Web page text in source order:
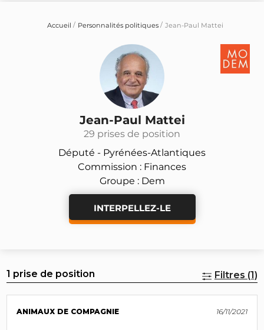
Accueil Personnalités politiques Jean-Paul Mattei
Jean-Paul Mattei
29 prises de position
Député - Pyrénées-Atlantiques
Commission : Finances
Groupe : Dem
INTERPELLEZ-LE
1 prise de position Filtres (1)
ANIMAUX DE COMPAGNIE 16/11/2021